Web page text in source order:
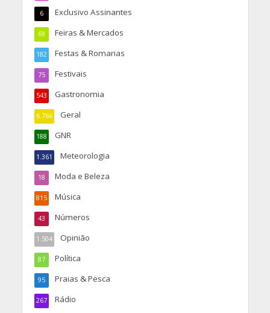
Exclusivo Assinantes
6
Feiras & Mercados
69
Festas & Romarias
182
Festivais
75
Gastronomia
543
Geral
6.766
GNR
188
Meteorologia
1.361
Moda e Beleza
18
Música
815
Números
43
Opinião
1.504
Política
87
Praias & Pesca
95
Rádio
267